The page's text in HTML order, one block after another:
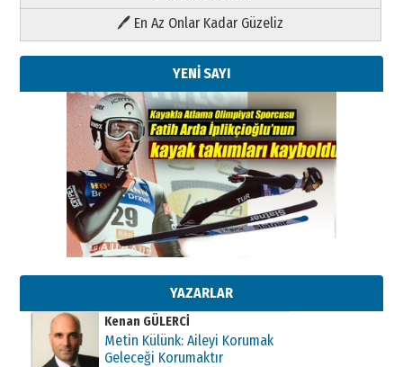
🖊 En Az Onlar Kadar Güzeliz
YENİ SAYI
YAZARLAR
Kenan GÜLERCİ
Metin Külünk: Aileyi Korumak
11 Mayıs 2026 Pazartesi
Kenan GÜLERCİ
Metin Külünk: Aileyi Korumak
Geleceği Korumaktır